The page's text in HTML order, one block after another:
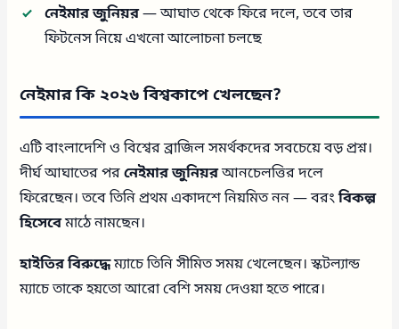
নেইমার জুনিয়র— আঘাত থেকে ফিরে দলে, তবে তার
ফিটনেস নিয়ে এখনো আলোচনা চলছে
নেইমার কি ২০২৬ বিশ্বকাপে খেলছেন?
এটি বাংলাদেশি ও বিশ্বের ব্রাজিল সমর্থকদের সবচেয়ে বড় প্রশ্ন।
দীর্ঘ আঘাতের পরনেইমার জুনিয়রআনচেলত্তির দলে
ফিরেছেন। তবে তিনি প্রথম একাদশে নিয়মিত নন — বরংবিকল্প
হিসেবেমাঠে নামছেন।
হাইতির বিরুদ্ধেম্যাচে তিনি সীমিত সময় খেলেছেন। স্কটল্যান্ড
ম্যাচে তাকে হয়তো আরো বেশি সময় দেওয়া হতে পারে।